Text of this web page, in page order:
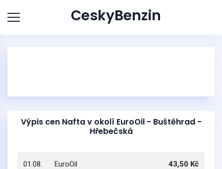
CeskyBenzin
Výpis cen Nafta v okolí EuroOil - Buštěhrad -
Hřebečská
01.08.
EuroOil
43,50 Kč